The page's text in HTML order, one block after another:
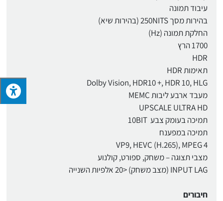
עיבוד תמונה
בהירות מסך 250NITS (בהירות שיא)
החלקת תמונה (Hz)
1700 הרץ
HDR
תאימות HDR
Dolby Vision, HDR10 +, HDR 10, HLG
מעבד ארבע ליבות MEMC
UPSCALE ULTRA HD
תמיכה בעומק צבע 10BIT
תמיכה במפענח
VP9, HEVC (H.265), MPEG 4
מצבי תצוגה – משחק, ספורט, קולנוע
INPUT LAG (מצב משחק) <20 אלפיות השנייה
חיבורים